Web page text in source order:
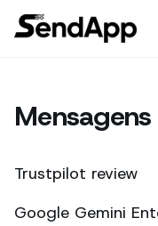
Trustpilot review
Google Gemini